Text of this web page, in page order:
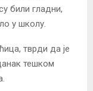
били гладни,
у школу.
тврди да је
тешком